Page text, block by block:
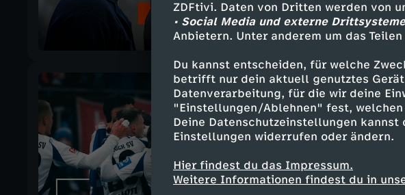
ZDFtivi. Daten von Dritten werden von
• Social Media und externe
Anbietern. Unter anderem um das
Du kannst entscheiden, für welche
betrifft nur dein aktuell genutztes
Datenverarbeitung, für die wir deine
"Einstellungen/Ablehnen" fest,
Deine Datenschutzeinstellungen
Einstellungen widerrufen oder ändern.
Hier findest du das Impressum.
Weitere Informationen findest du in
Folge 4
Euphorie
31 Min. 2025
20.000
schön, um